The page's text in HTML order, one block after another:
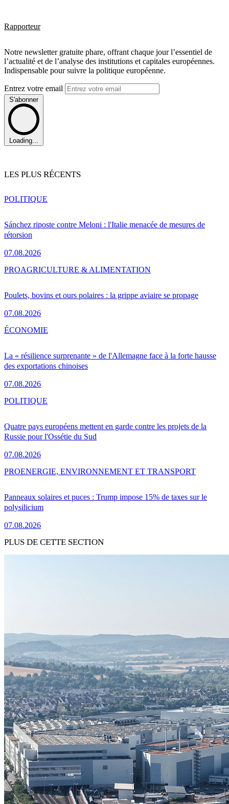
Rapporteur
Notre newsletter gratuite phare, offrant chaque jour l’essentiel de
l’actualité et de l’analyse des institutions et capitales européennes.
Indispensable pour suivre la politique européenne.
Entrez votre email
S'abonner
Loading...
LES PLUS RÉCENTS
Sánchez riposte contre Meloni : l'Italie menacée de mesures de
rétorsion
07.08.2026
POLITIQUE
Poulets, bovins et ours polaires : la grippe aviaire se propage
07.08.2026
PROAGRICULTURE & ALIMENTATION
La « résilience surprenante » de l'Allemagne face à la forte hausse
des exportations chinoises
07.08.2026
ÉCONOMIE
Quatre pays européens mettent en garde contre les projets de la
Russie pour l'Ossétie du Sud
07.08.2026
POLITIQUE
Panneaux solaires et puces : Trump impose 15% de taxes sur le
polysilicium
07.08.2026
PROENERGIE, ENVIRONNEMENT ET TRANSPORT
PLUS DE CETTE SECTION